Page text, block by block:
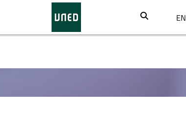
BuscarEN